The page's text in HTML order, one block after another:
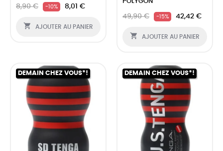
8,90 € -10% 8,01 €
 AJOUTER AU PANIER
49,90 € -15% 42,42 €
 AJOUTER AU PANIER
DEMAIN CHEZ VOUS*! DEMAIN CHEZ VOUS*!